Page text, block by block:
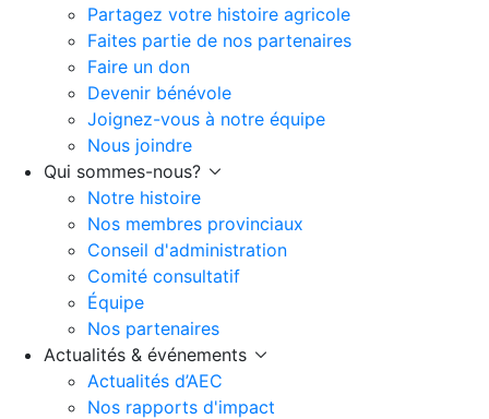
Partagez votre histoire agricole
Faites partie de nos partenaires
Faire un don
Devenir bénévole
Joignez-vous à notre équipe
Nous joindre
Qui sommes-nous?
Notre histoire
Nos membres provinciaux
Conseil d'administration
Comité consultatif
Équipe
Nos partenaires
Actualités & événements
Actualités d’AEC
Nos rapports d'impact